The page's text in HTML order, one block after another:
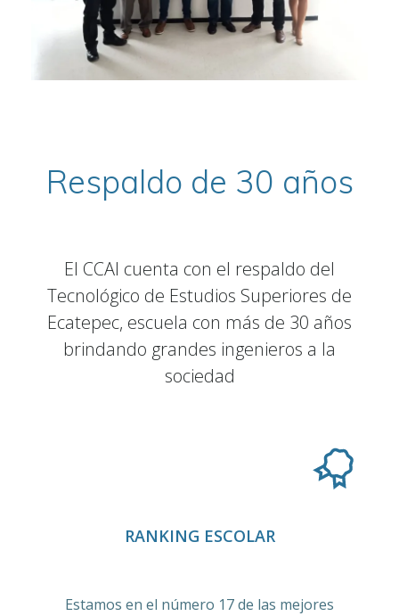
Respaldo de 30 años
El CCAI cuenta con el respaldo del
Tecnológico de Estudios Superiores de
Ecatepec, escuela con más de 30 años
brindando grandes ingenieros a la
sociedad
RANKING ESCOLAR
Estamos en el número 17 de las mejores